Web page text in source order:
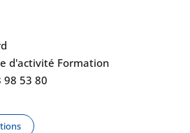
d'activité Formation
98 53 80